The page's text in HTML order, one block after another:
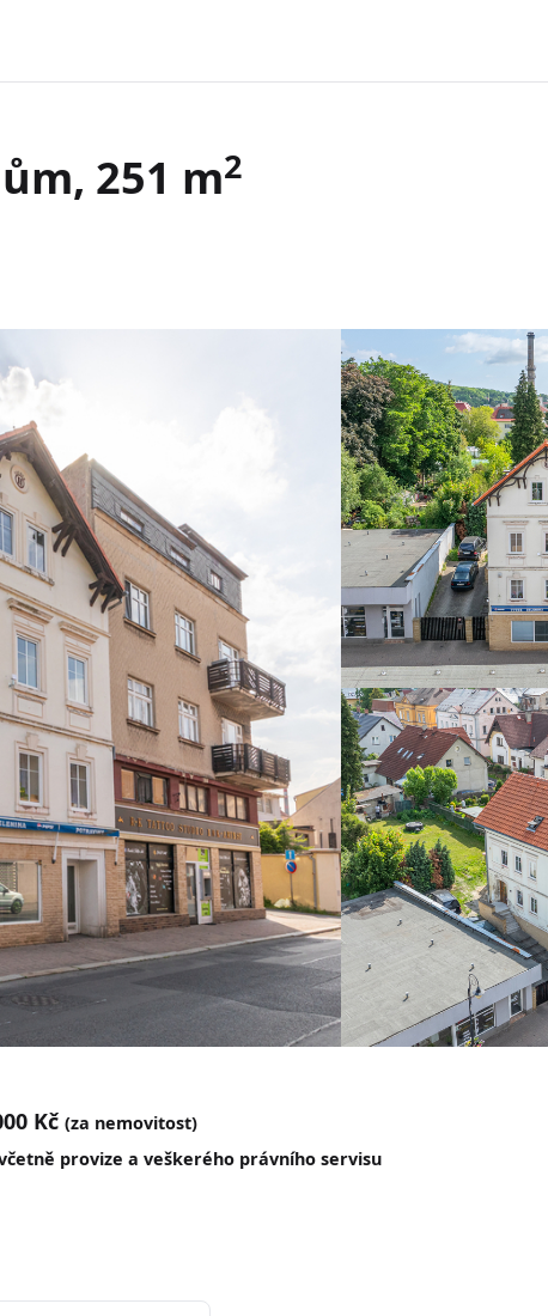
251 m2
Kč (za nemovitost)
provize a veškerého právního servisu